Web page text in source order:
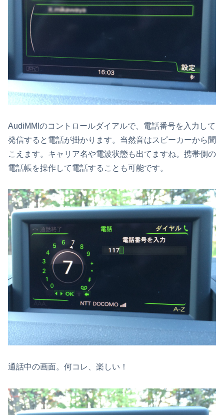
AudiMMIのコントロールダイアルで、電話番号を入力して
発信すると電話が掛かります。当然音はスピーカーから聞
こえます。キャリア名や電波状態も出てますね。携帯側の
電話帳を操作して電話することも可能です。
通話中の画面。何コレ、楽しい！